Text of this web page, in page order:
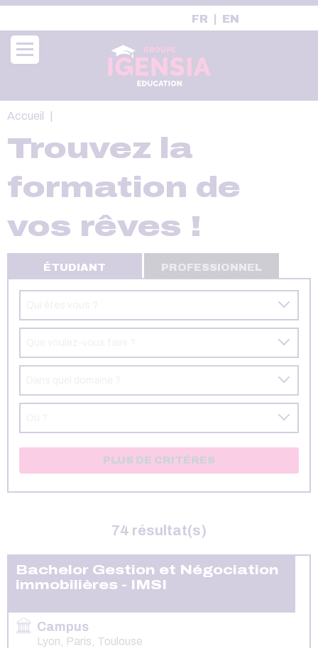
Aller
contenu
principal
FR EN
Fil
Accueil
Trouvez la
formation de
vos rêves !
ÉTUDIANT PROFESSIONNEL
PLUS DE CRITÉRES
74 résultat(s)
Bachelor Gestion et Négociation
immobilières - IMSI
Campus
Lyon, Paris, Toulouse